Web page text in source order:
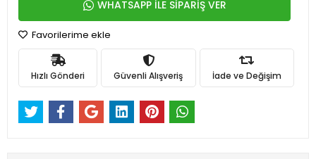
WHATSAPP İLE SİPARİŞ VER
Favorilerime ekle
Hızlı Gönderi Güvenli Alışveriş İade ve Değişim